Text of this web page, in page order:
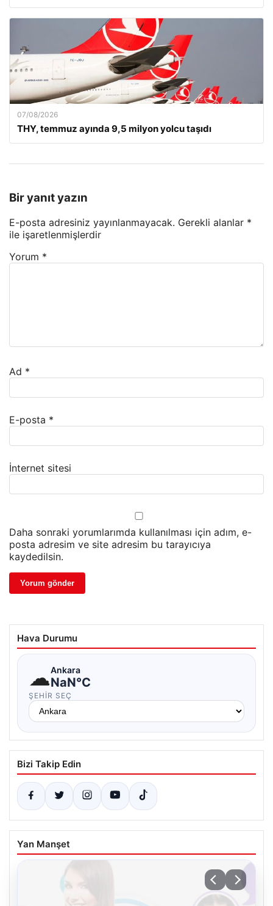
07/08/2026
THY, temmuz ayında 9,5 milyon yolcu taşıdı
Bir yanıt yazın
E-posta adresiniz yayınlanmayacak. Gerekli alanlar *
ile işaretlenmişlerdir
Yorum *
Ad *
E-posta *
İnternet sitesi
Daha sonraki yorumlarımda kullanılması için adım, e-
posta adresim ve site adresim bu tarayıcıya
kaydedilsin.
Hava Durumu
☁Ankara
NaN°C
ŞEHIR SEÇ
Bizi Takip Edin
Yan Manşet